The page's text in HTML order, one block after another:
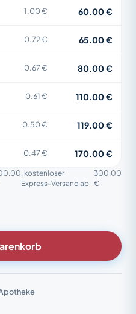
1.00 € 60.00 €
0.72 € 65.00 €
0.67 € 80.00 €
0.61 € 110.00 €
0.50 € 119.00 €
0.47 € 170.00 €
, kostenloser
Express-Versand ab
300.00
€